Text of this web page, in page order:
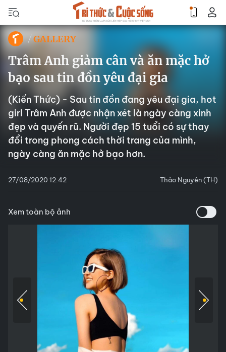
GALLERY
Trâm Anh giảm cân và ăn mặc hở
bạo sau tin đồn yêu đại gia
(Kiến Thức) - Sau tin đồn đang yêu đại gia, hot
girl Trâm Anh được nhận xét là ngày càng xinh
đẹp và quyến rũ. Người đẹp 15 tuổi có sự thay
đổi trong phong cách thời trang của mình,
ngày càng ăn mặc hở bạo hơn.
27/08/2020 12:42 Thảo Nguyên (TH)
Xem toàn bộ ảnh